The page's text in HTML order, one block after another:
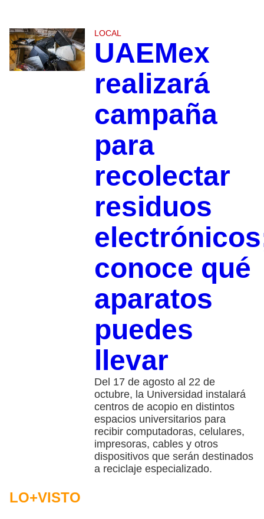
LOCAL
UAEMex
realizará
campaña
para
recolectar
residuos
conoce qué
aparatos
puedes
llevar
Del 17 de agosto al 22 de
octubre, la Universidad instalará
centros de acopio en distintos
espacios universitarios para
recibir computadoras, celulares,
impresoras, cables y otros
dispositivos que serán destinados
a reciclaje especializado.
LO+VISTO